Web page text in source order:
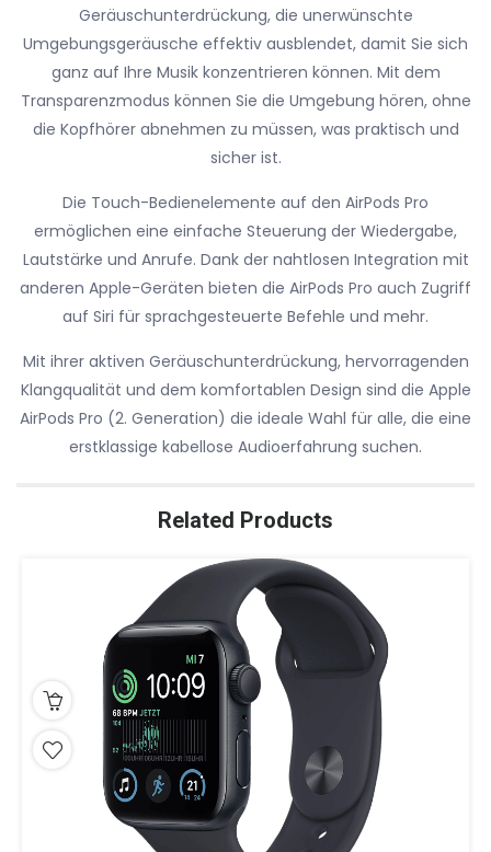
Geräuschunterdrückung, die unerwünschte
Umgebungsgeräusche effektiv ausblendet, damit Sie sich
ganz auf Ihre Musik konzentrieren können. Mit dem
Transparenzmodus können Sie die Umgebung hören, ohne
die Kopfhörer abnehmen zu müssen, was praktisch und
sicher ist.
Die Touch-Bedienelemente auf den AirPods Pro
ermöglichen eine einfache Steuerung der Wiedergabe,
Lautstärke und Anrufe. Dank der nahtlosen Integration mit
anderen Apple-Geräten bieten die AirPods Pro auch Zugriff
auf Siri für sprachgesteuerte Befehle und mehr.
Mit ihrer aktiven Geräuschunterdrückung, hervorragenden
Klangqualität und dem komfortablen Design sind die Apple
AirPods Pro (2. Generation) die ideale Wahl für alle, die eine
erstklassige kabellose Audioerfahrung suchen.
Related Products